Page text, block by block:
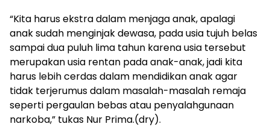
“Kita harus ekstra dalam menjaga anak, apalagi
anak sudah menginjak dewasa, pada usia tujuh belas
sampai dua puluh lima tahun karena usia tersebut
merupakan usia rentan pada anak-anak, jadi kita
harus lebih cerdas dalam mendidikan anak agar
tidak terjerumus dalam masalah-masalah remaja
seperti pergaulan bebas atau penyalahgunaan
narkoba,” tukas Nur Prima.(dry).